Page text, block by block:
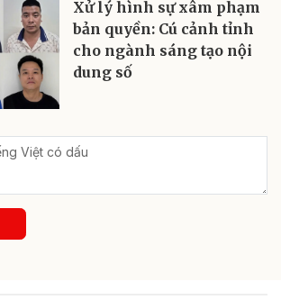
Xử lý hình sự xâm phạm
bản quyền: Cú cảnh tỉnh
cho ngành sáng tạo nội
dung số